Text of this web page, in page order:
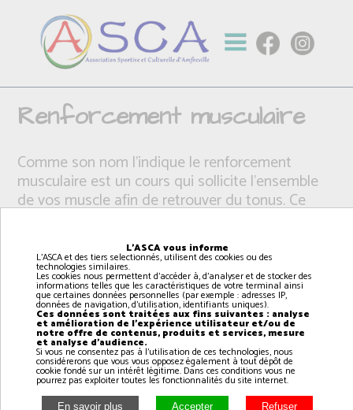
Renforcement musculaire
Comme son nom l’indique le renforcement
musculaire est un cours qui sollicite l’ensemble
de vos muscle afin de retrouver du tonus. Ce
laquelle il est pratiqué. L’objectif est de travailler
votre silhouette, de raffermir votre corps à l’aide
d’exercices au poids de corps ou de petit
matériel comme des élastiques.
L'ASCA vous informe
L'ASCA et des tiers selectionnés, utilisent des cookies ou des
technologies similaires.
Les cookies nous permettent d'accéder à, d'analyser et de stocker des
informations telles que les caractéristiques de votre terminal ainsi
que certaines données personnelles (par exemple : adresses IP,
données de navigation, d'utilisation, identifiants uniques).
Ces données sont traitées aux fins suivantes : analyse
et amélioration de l'expérience utilisateur et/ou de
notre offre de contenus, produits et services, mesure
et analyse d'audience.
Si vous ne consentez pas à l'utilisation de ces technologies, nous
considérerons que vous vous opposez également à tout dépôt de
cookie fondé sur un intérêt légitime. Dans ces conditions vous ne
pourrez pas exploiter toutes les fonctionnalités du site internet.